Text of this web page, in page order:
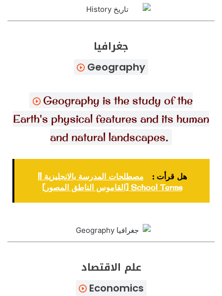
جغرافيا
Geography
Geography is the study of the
Earth's physical features and its human
and natural landscapes.
هل قرأت :
مصطلحات المدرسة بالانجليزية ||
School Terms [القاموس الناطق المصور]
علم الاقتصاد
Economics